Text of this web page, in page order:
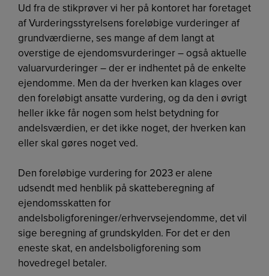
Ud fra de stikprøver vi her på kontoret har foretaget
af Vurderingsstyrelsens foreløbige vurderinger af
grundværdierne, ses mange af dem langt at
overstige de ejendomsvurderinger – også aktuelle
valuarvurderinger – der er indhentet på de enkelte
ejendomme. Men da der hverken kan klages over
den foreløbigt ansatte vurdering, og da den i øvrigt
heller ikke får nogen som helst betydning for
andelsværdien, er det ikke noget, der hverken kan
eller skal gøres noget ved.
Den foreløbige vurdering for 2023 er alene
udsendt med henblik på skatteberegning af
ejendomsskatten for
andelsboligforeninger/erhvervsejendomme, det vil
sige beregning af grundskylden. For det er den
eneste skat, en andelsboligforening som
hovedregel betaler.